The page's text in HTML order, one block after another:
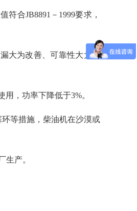
合JB8891－1999要求，
大为改善、可靠性大大加
，功率下降低于3%。
等措施，柴油机在沙漠或
生产。